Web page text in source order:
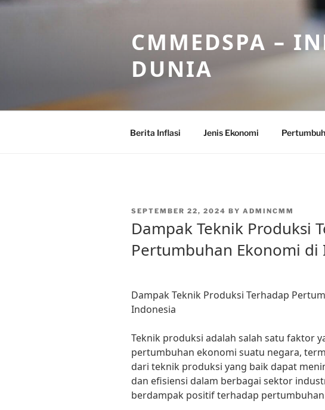
Skip
CMMEDSPA –
DUNIA
Berita Inflasi Jenis Ekonomi
POSTED
SEPTEMBER 22, 2024 BY ADMINCMM
Dampak Teknik Produksi
Pertumbuhan Ekonomi di
Dampak Teknik Produksi Terhadap
Indonesia
Teknik produksi adalah salah satu faktor
pertumbuhan ekonomi suatu negara,
dari teknik produksi yang baik dapat
dan efisiensi dalam berbagai sektor
berdampak positif terhadap